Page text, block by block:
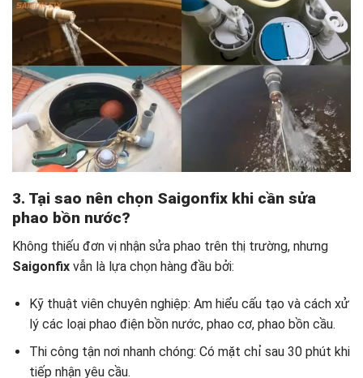
3. Tại sao nên chọn Saigonfix khi cần sửa
phao bồn nước?
Không thiếu đơn vị nhận sửa phao trên thị trường, nhưng
Saigonfix vẫn là lựa chọn hàng đầu bởi:
Kỹ thuật viên chuyên nghiệp: Am hiểu cấu tạo và cách xử
lý các loại phao điện bồn nước, phao cơ, phao bồn cầu.
Thi công tận nơi nhanh chóng: Có mặt chỉ sau 30 phút khi
tiếp nhận yêu cầu.